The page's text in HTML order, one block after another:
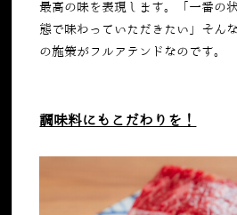
最高の味を表現します。「一番の
態で味わっていただきたい」そん
の施策がフルアテンドなのです。
調味料にもこだわりを！